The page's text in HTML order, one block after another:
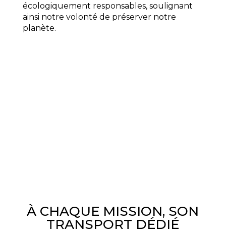
écologiquement responsables, soulignant
ainsi notre volonté de préserver notre
planète.
À CHAQUE MISSION, SON
TRANSPORT DÉDIÉ